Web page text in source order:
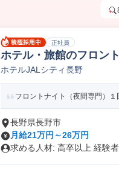
正社員
ホテル・旅館のフロン
ホテルJALシティ長野
フロントナイト（夜間専門）１
長野県長野市
月給21万円～26万円
求める人材: 高卒以上 経験